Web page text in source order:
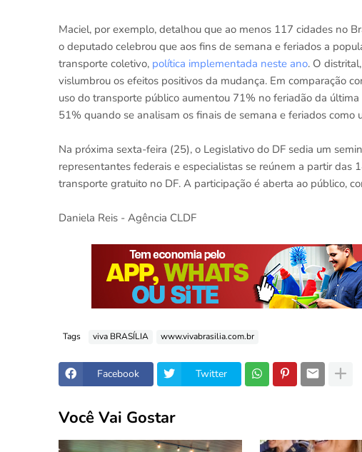
Maciel, por exemplo, detalhou que ao menos 117 cidades no
o deputado celebrou que aos fins de semana e feriados a
transporte coletivo, política implementada neste ano. O
vislumbrou os efeitos positivos da mudança. Em comparação
uso do transporte público aumentou 71% no feriadão da
51% quando se analisam os finais de semana e feriados como
Na próxima sexta-feira (25), o Legislativo do DF sedia um
representantes federais e especialistas se reúnem a partir das
transporte gratuito no DF. A participação é aberta ao público,
Daniela Reis - Agência CLDF
Tags viva BRASÍLIA www.vivabrasilia.com.br
Facebook Twitter
Você Vai Gostar